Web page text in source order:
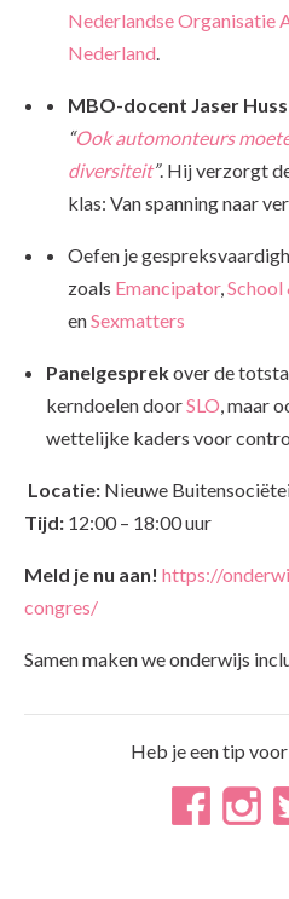
Nederlandse Organisatie
Nederland.
MBO-docent Jaser
“Ook automonteurs
diversiteit”. Hij verzorgt
klas: Van spanning naar
Oefen je
zoals Emancipator,School
enSexmatters
Panelgesprekover de
kerndoelen doorSLO, maar
wettelijke kaders voor
Locatie: Nieuwe
Tijd: 12:00 – 18:00 uur
Meld je nu aan! https://
congres/
Samen maken we onderwijs
Heb je een tip